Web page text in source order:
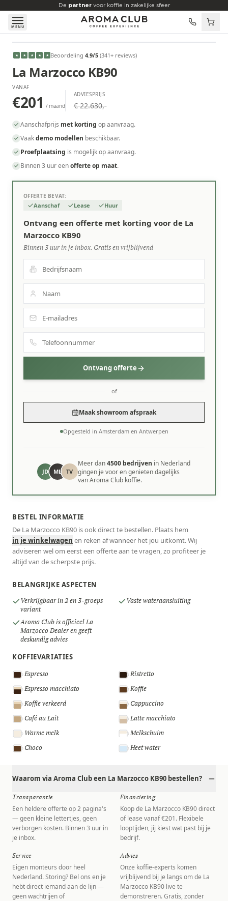
Skip to main content
De partnervoor koffie in zakelijke sfeer
MENU
VANAF
€201
★ ★ ★ ★ ★ Beoordeling 4.9/5 (341+ reviews)
La Marzocco KB90
VANAF
€201 / maand
ADVIESPRIJS
€ 22.630,-
Aanschafprijs met korting op aanvraag.
Vaakdemo modellen beschikbaar.
Proefplaatsing is mogelijk op aanvraag.
Binnen 3 uur eenofferte op maat.
OFFERTE BEVAT:
Aanschaf Lease Huur
Ontvang een offerte met korting voor de La
Marzocco KB90
Binnen 3 uur in je inbox. Gratis en vrijblijvend
Ontvang offerte
of
Maak showroom afspraak
Opgesteld in Amsterdam en Antwerpen
JD ML TV
Meer dan4500 bedrijven in Nederland
gingen je voor en genieten dagelijks
van Aroma Club koffie.
BESTEL INFORMATIE
De La Marzocco KB90 is ook direct te bestellen. Plaats hem
in je winkelwagen en reken af wanneer het jou uitkomt. Wij
adviseren wel om eerst een offerte aan te vragen, zo profiteer je
altijd van de scherpste prijs.
BELANGRIJKE ASPECTEN
Verkrijgbaar in 2 en 3-groeps
variant
Vaste wateraansluiting
Aroma Club is officieel La
Marzocco Dealer en geeft
deskundig advies
KOFFIEVARIATIES
Espresso
Ristretto
Espresso macchiato
Koffie
Koffie verkeerd
Cappuccino
Café au Lait
Latte macchiato
Warme melk
Melkschuim
Choco
Heet water
Waarom via Aroma Club een La Marzocco KB90 bestellen?
Transparantie
Een heldere offerte op 2 pagina's
— geen kleine lettertjes, geen
verborgen kosten. Binnen 3 uur in
je inbox.
Financiering
Koop de La Marzocco KB90 direct
of lease vanaf €201. Flexibele
looptijden, jij kiest wat past bij je
bedrijf.
Service
Eigen monteurs door heel
Nederland. Storing? Bel ons en je
hebt direct iemand aan de lijn —
geen wachtrijen of
Advies
Onze koffie-experts komen
vrijblijvend bij je langs om de La
Marzocco KB90 live te
demonstreren. Gratis, zonder